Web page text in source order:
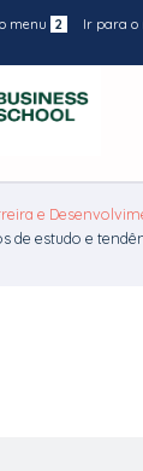
menu 2 Ir para o
e
de estudo e